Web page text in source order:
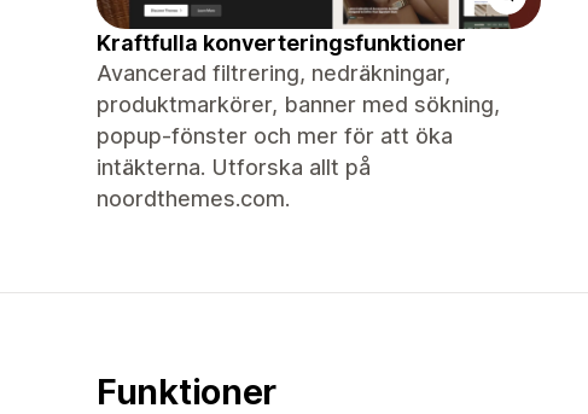
Kraftfulla konverteringsfunktioner
Avancerad filtrering, nedräkningar,
produktmarkörer, banner med sökning,
popup-fönster och mer för att öka
intäkterna. Utforska allt på
noordthemes.com.
Funktioner